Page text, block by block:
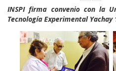
INSPI firma convenio con la
Tecnología Experimental Yachay